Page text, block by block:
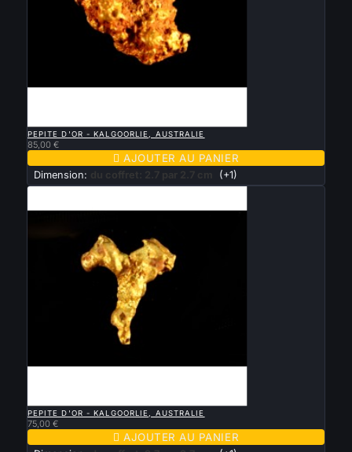
PEPITE D'OR - KALGOORLIE, AUSTRALIE
85,00 €
 AJOUTER AU PANIER
Dimension: du coffret: 2.7 par 2.7 cm (+1)
PEPITE D'OR - KALGOORLIE, AUSTRALIE
75,00 €
 AJOUTER AU PANIER